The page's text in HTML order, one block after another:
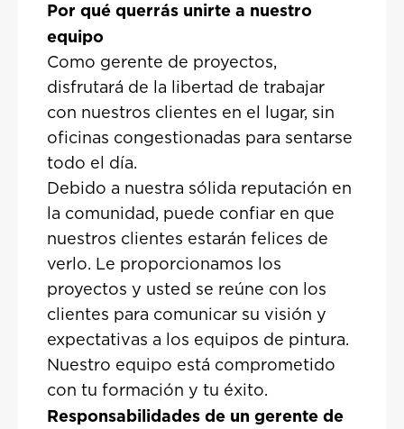
Por qué querrás unirte a nuestro
equipo
Como gerente de proyectos,
disfrutará de la libertad de trabajar
con nuestros clientes en el lugar, sin
oficinas congestionadas para sentarse
todo el día.
Debido a nuestra sólida reputación en
la comunidad, puede confiar en que
nuestros clientes estarán felices de
verlo. Le proporcionamos los
proyectos y usted se reúne con los
clientes para comunicar su visión y
expectativas a los equipos de pintura.
Nuestro equipo está comprometido
con tu formación y tu éxito.
Responsabilidades de un gerente de